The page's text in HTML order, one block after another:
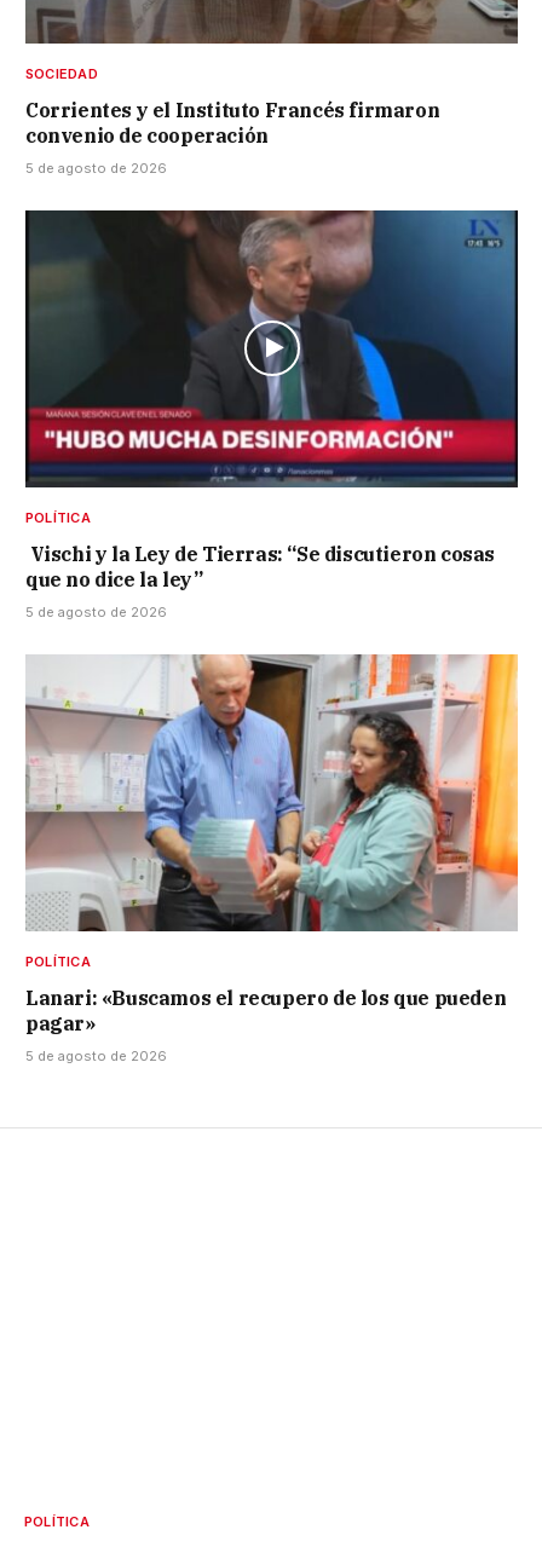
SOCIEDAD
Corrientes y el Instituto Francés firmaron
convenio de cooperación
5 de agosto de 2026
POLÍTICA
Vischi y la Ley de Tierras: “Se discutieron cosas
que no dice la ley”
5 de agosto de 2026
POLÍTICA
Lanari: «Buscamos el recupero de los que pueden
pagar»
5 de agosto de 2026
POLÍTICA